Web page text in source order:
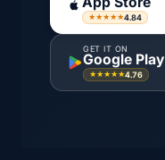
★★★★★4.84
GET IT ON
Google Play
★★★★★4.76